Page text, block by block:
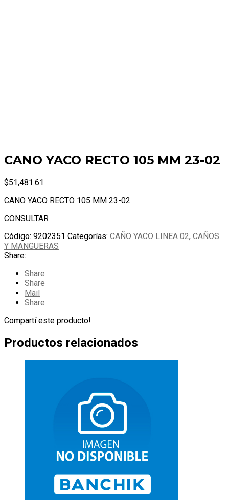
CANO YACO RECTO 105 MM 23-02
$51,481.61
CANO YACO RECTO 105 MM 23-02
CONSULTAR
Código: 9202351 Categorías: CAÑO YACO LINEA 02, CAÑOS
Y MANGUERAS
Share:
Share
Share
Mail
Share
Compartí este producto!
Productos relacionados